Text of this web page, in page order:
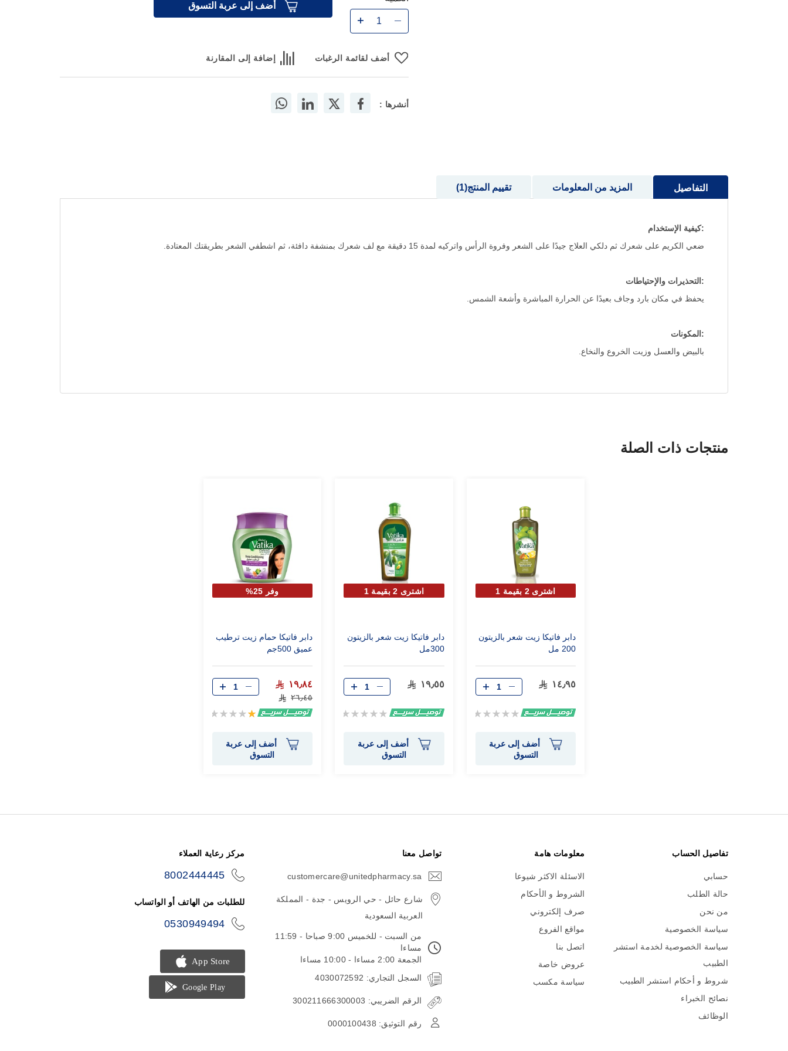
أضف إلى عربة التسوق
أضف لقائمة الرغبات إضافة إلى المقارنة
أنشرها :
التفاصيل
:كيفية الإستخدام
ضعي الكريم على شعرك ثم دلكي العلاج جيدًا على الشعر وفروة الرأس واتركيه لمدة 15 دقيقة مع لف شعرك بمنشفة دافئة، ثم اشطفي الشعر بطريقتك المعتادة.
:التحذيرات والإحتياطات
يحفظ في مكان بارد وجاف بعيدًا عن الحرارة المباشرة وأشعة الشمس.
:المكونات
بالبيض والعسل وزيت الخروع والنخاع.
المزيد من المعلومات تقييم المنتج 1
منتجات ذات الصلة
اشترى 2 بقيمة 1
دابر فاتيكا زيت شعر بالزيتون
200 مل
١٤٫٩٥
Rating:
أضف إلى عربة
التسوق
اشترى 2 بقيمة 1
دابر فاتيكا زيت شعر بالزيتون
300مل
١٩٫٥٥
Rating:
أضف إلى عربة
التسوق
وفر 25%
دابر فاتيكا حمام زيت ترطيب
عميق 500جم
١٩٫٨٤
٢٦٫٤٥
تقييم:
أضف إلى عربة
التسوق
تفاصيل الحساب
حسابي
حالة الطلب
من نحن
سياسة الخصوصية
سياسة الخصوصية لخدمة استشر
الطبيب
شروط و أحكام استشر الطبيب
نصائح الخبراء
الوظائف
معلومات هامة
الاسئلة الاكثر شيوعا
الشروط و الأحكام
صرف إلكتروني
مواقع الفروع
اتصل بنا
عروض خاصة
سياسة مكسب
تواصل معنا
customercare@unitedpharmacy.sa
شارع حائل - حي الرويس - جدة - المملكة
العربية السعودية
من السبت - للخميس 9:00 صباحا - 11:59
مساءا
الجمعة 2:00 مساءا - 10:00 مساءا
السجل التجاري: 4030072592
الرقم الضريبي: 300211666300003
رقم التوثيق: 0000100438
مركز رعاية العملاء
8002444445
للطلبات من الهاتف أو الواتساب
0530949494